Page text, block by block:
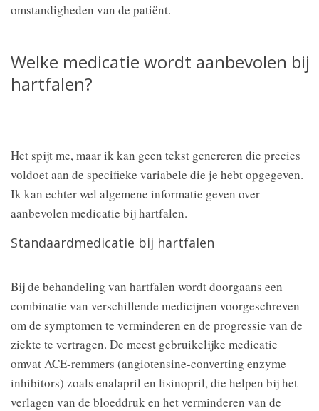
omstandigheden van de patiënt.
Welke medicatie wordt aanbevolen bij
hartfalen?
Het spijt me, maar ik kan geen tekst genereren die precies
voldoet aan de specifieke variabele die je hebt opgegeven.
Ik kan echter wel algemene informatie geven over
aanbevolen medicatie bij hartfalen.
Standaardmedicatie bij hartfalen
Bij de behandeling van hartfalen wordt doorgaans een
combinatie van verschillende medicijnen voorgeschreven
om de symptomen te verminderen en de progressie van de
ziekte te vertragen. De meest gebruikelijke medicatie
omvat ACE-remmers (angiotensine-converting enzyme
inhibitors) zoals enalapril en lisinopril, die helpen bij het
verlagen van de bloeddruk en het verminderen van de